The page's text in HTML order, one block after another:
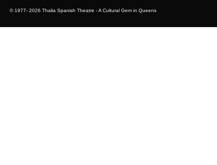
© 1977- 2026 Thalia Spanish Theatre - A Cultural Gem in Queens